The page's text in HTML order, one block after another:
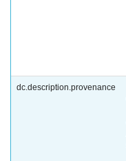
dc.description.provenance